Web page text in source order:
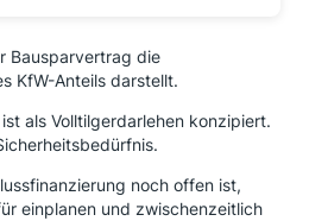
Bausparvertrag die
KfW-Anteils darstellt.
als Volltilgerdarlehen konzipiert.
noch offen ist,
einplanen und zwischenzeitlich